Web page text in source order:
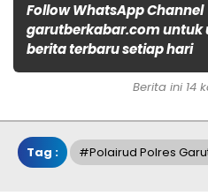
Follow WhatsApp Channel
garutberkabar.com untuk
berita terbaru setiap hari
Berita ini 14
Tag : #Polairud Polres